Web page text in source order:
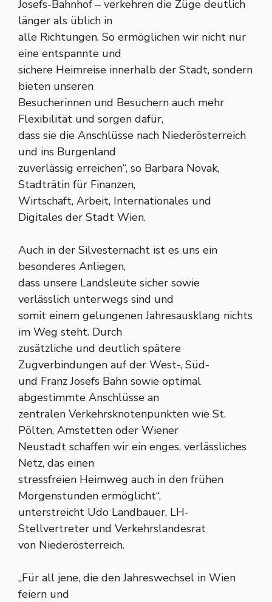
Josefs-Bahnhof – verkehren die Züge deutlich
länger als üblich in
alle Richtungen. So ermöglichen wir nicht nur
eine entspannte und
sichere Heimreise innerhalb der Stadt, sondern
bieten unseren
Besucherinnen und Besuchern auch mehr
Flexibilität und sorgen dafür,
dass sie die Anschlüsse nach Niederösterreich
und ins Burgenland
zuverlässig erreichen“, so Barbara Novak,
Stadträtin für Finanzen,
Wirtschaft, Arbeit, Internationales und
Digitales der Stadt Wien.
Auch in der Silvesternacht ist es uns ein
besonderes Anliegen,
dass unsere Landsleute sicher sowie
verlässlich unterwegs sind und
somit einem gelungenen Jahresausklang nichts
im Weg steht. Durch
zusätzliche und deutlich spätere
Zugverbindungen auf der West-, Süd-
und Franz Josefs Bahn sowie optimal
abgestimmte Anschlüsse an
zentralen Verkehrsknotenpunkten wie St.
Pölten, Amstetten oder Wiener
Neustadt schaffen wir ein enges, verlässliches
Netz, das einen
stressfreien Heimweg auch in den frühen
Morgenstunden ermöglicht“,
unterstreicht Udo Landbauer, LH-
Stellvertreter und Verkehrslandesrat
von Niederösterreich.
„Für all jene, die den Jahreswechsel in Wien
feiern und